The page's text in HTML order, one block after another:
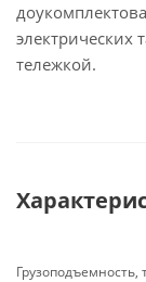
электрических
тележкой.
Грузоподъемность,